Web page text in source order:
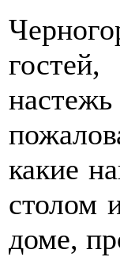
какие
столом
доме,